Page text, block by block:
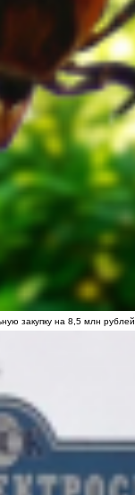
закупку на 8,5 млн рублей